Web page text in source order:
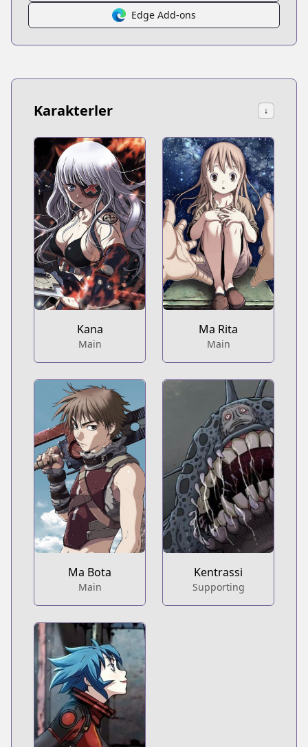
Edge Add-ons
Karakterler ↓
Kana
Main
Ma Rita
Main
Ma Bota
Main
Kentrassi
Supporting